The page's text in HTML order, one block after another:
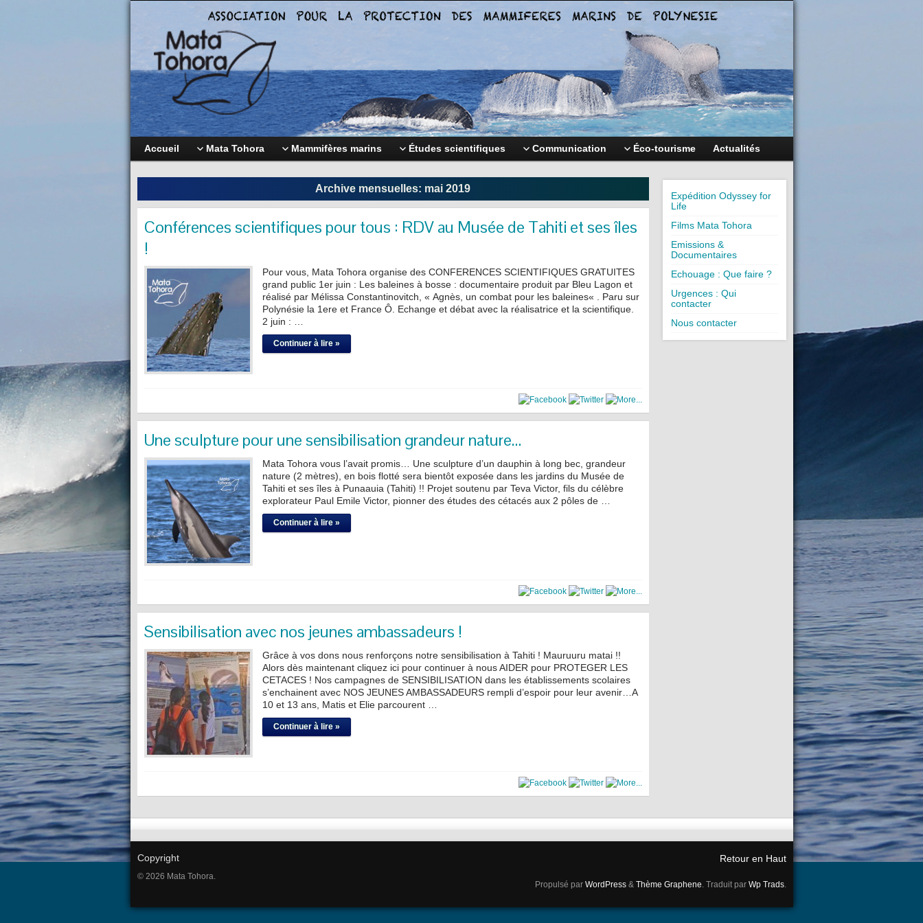
Accueil Mata Tohora Mammifères marins Études scientifiques Communication Éco-tourisme Actualités
Archive mensuelles: mai 2019
Conférences scientifiques pour tous : RDV au Musée de Tahiti et ses îles
!
Pour vous, Mata Tohora organise des CONFERENCES SCIENTIFIQUES GRATUITES
grand public 1er juin : Les baleines à bosse : documentaire produit par Bleu Lagon et
réalisé par Mélissa Constantinovitch, « Agnès, un combat pour les baleines« . Paru sur
Polynésie la 1ere et France Ô. Echange et débat avec la réalisatrice et la scientifique.
2 juin : …
Continuer à lire »
Une sculpture pour une sensibilisation grandeur nature…
Mata Tohora vous l’avait promis… Une sculpture d’un dauphin à long bec, grandeur
nature (2 mètres), en bois flotté sera bientôt exposée dans les jardins du Musée de
Tahiti et ses îles à Punaauia (Tahiti) !! Projet soutenu par Teva Victor, fils du célèbre
explorateur Paul Emile Victor, pionner des études des cétacés aux 2 pôles de …
Continuer à lire »
Sensibilisation avec nos jeunes ambassadeurs !
Grâce à vos dons nous renforçons notre sensibilisation à Tahiti ! Mauruuru matai !!
Alors dès maintenant cliquez ici pour continuer à nous AIDER pour PROTEGER LES
CETACES ! Nos campagnes de SENSIBILISATION dans les établissements scolaires
s’enchainent avec NOS JEUNES AMBASSADEURS rempli d’espoir pour leur avenir…A
10 et 13 ans, Matis et Elie parcourent …
Continuer à lire »
Expédition Odyssey for
Life
Films Mata Tohora
Emissions &
Documentaires
Echouage : Que faire ?
Urgences : Qui
contacter
Nous contacter
Copyright
© 2026 Mata Tohora.
Retour en Haut
Propulsé par WordPress& Thème Graphene. Traduit par Wp Trads.